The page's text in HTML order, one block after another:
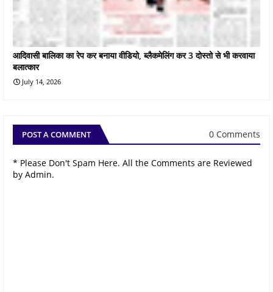
आदिवासी बालिका का रेप कर बनाया वीडियो, ब्लैकमेलिंग कर 3 दोस्तो से भी करवाया
बलात्कार
July 14, 2026
POST A COMMENT 0 Comments
* Please Don't Spam Here. All the Comments are Reviewed
by Admin.